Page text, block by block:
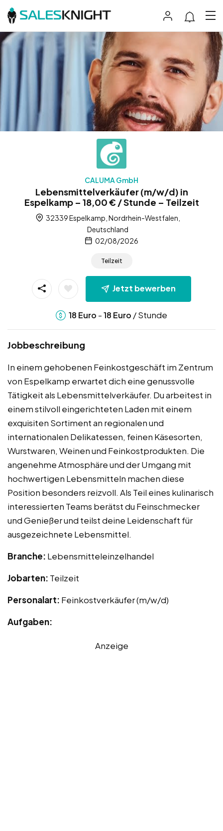
CALUMA GmbH
Lebensmittelverkäufer (m/w/d) in
Espelkamp – 18,00 € / Stunde – Teilzeit
32339 Espelkamp, Nordrhein-Westfalen,
Deutschland
02/08/2026
Teilzeit
Jetzt bewerben
18 Euro -18 Euro / Stunde
Jobbeschreibung
In einem gehobenen Feinkostgeschäft im Zentrum
von Espelkamp erwartet dich eine genussvolle
Tätigkeit als Lebensmittelverkäufer. Du arbeitest in
einem stilvoll eingerichteten Laden mit einem
exquisiten Sortiment an regionalen und
internationalen Delikatessen, feinen Käsesorten,
Wurstwaren, Weinen und Feinkostprodukten. Die
angenehme Atmosphäre und der Umgang mit
hochwertigen Lebensmitteln machen diese
Position besonders reizvoll. Als Teil eines kulinarisch
interessierten Teams berätst du Feinschmecker
und Genießer und teilst deine Leidenschaft für
ausgezeichnete Lebensmittel.
Branche: Lebensmitteleinzelhandel
Jobarten: Teilzeit
Personalart: Feinkostverkäufer (m/w/d)
Aufgaben:
Anzeige